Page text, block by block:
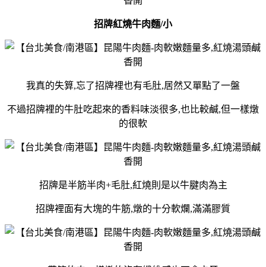
招牌紅燒牛肉麵/小
我真的失算,忘了招牌裡也有毛肚,居然又單點了一盤
不過招牌裡的牛肚吃起來的香料味淡很多,也比較鹹,但一樣燉
的很軟
招牌是半筋半肉+毛肚,紅燒則是以牛腱肉為主
招牌裡面有大塊的牛筋,燉的十分軟爛,滿滿膠質